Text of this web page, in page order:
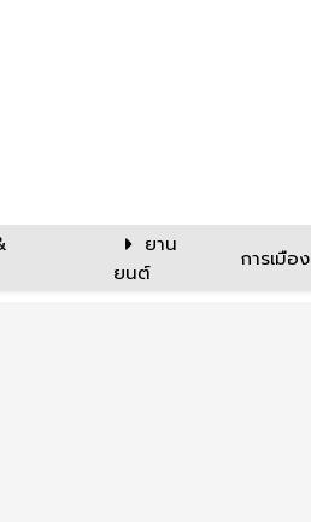
ยาน
ยนต์
การเมือง